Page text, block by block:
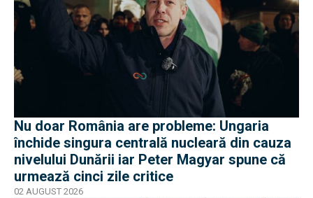
Nu doar România are probleme: Ungaria
închide singura centrală nucleară din cauza
nivelului Dunării iar Peter Magyar spune că
urmează cinci zile critice
02 AUGUST 2026